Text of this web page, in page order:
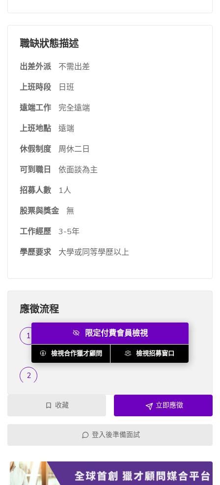
職缺狀態描述
出差外派
不需出差
上班時段
日班
遠端工作
完全遠端
上班地點
遠端
休假制度
周休二日
可到職日
依面談為主
招募人數
1人
股票與獎金
無
工作經歷
3-5年
學歷要求
大學或同等學歷以上
應徵流程
履歷篩選
...
限定付費會員檢視
檢視合作獵才顧問 檢視招募窗口
收藏 立即應徵
登入後準備面試